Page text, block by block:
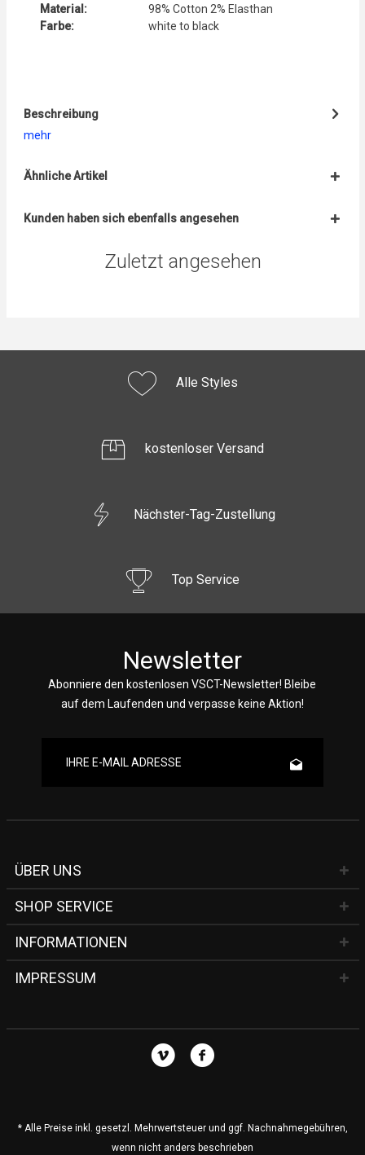
Material:
98% Cotton 2% Elasthan
Farbe:
white to black
Beschreibung
mehr
Ähnliche Artikel
Kunden haben sich ebenfalls angesehen
Zuletzt angesehen
Alle Styles
kostenloser Versand
Nächster-Tag-Zustellung
Top Service
Newsletter
Abonniere den kostenlosen VSCT-Newsletter! Bleibe
auf dem Laufenden und verpasse keine Aktion!
ÜBER UNS
SHOP SERVICE
INFORMATIONEN
IMPRESSUM
* Alle Preise inkl. gesetzl. Mehrwertsteuer und ggf. Nachnahmegebühren,
wenn nicht anders beschrieben